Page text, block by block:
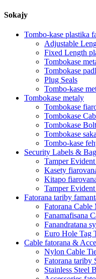
Sokajy
Tombo-kase plastika
Adjustable
Fixed Length
Tombokase
Tombokase
Plug Seals
Tombo-kase
Tombokase metaly
Tombokase
Tombokase
Tombokase Bolt
Tombokase
Tombo-kase
Security Labels &
Tamper
Kasety
Kitapo
Tamper
Fatorana tariby
Fatorana Cable
Fanamafisana
Fanandratana
Euro Hole Tag
Cable fatorana &
Nylon Cable
Fatorana tariby
Stainless Steel